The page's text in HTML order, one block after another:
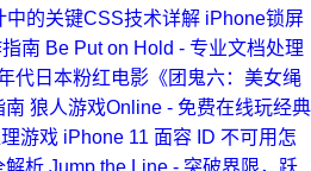
中的关键CSS技术详解 iPhone锁屏
南 Be Put on Hold - 专业文档处理
代日本粉红电影《团鬼六：美女绳
南 狼人游戏Online - 免费在线玩经典
游戏 iPhone 11 面容 ID 不可用怎
解析 Jump the Line - 突破界限，跃